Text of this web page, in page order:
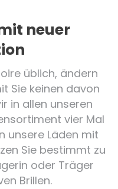
neuer
üblich, ändern
Sie keinen davon
in allen unseren
vier Mal
unsere Läden mit
Sie bestimmt zu
oder Träger
Brillen.